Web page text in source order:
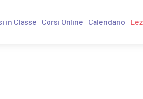
Calendario
Corsi Online
in Classe